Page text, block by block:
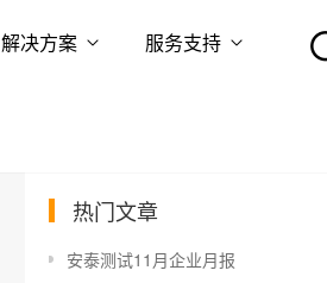
解决方案 服务支持
热门文章
安泰测试11月企业月报